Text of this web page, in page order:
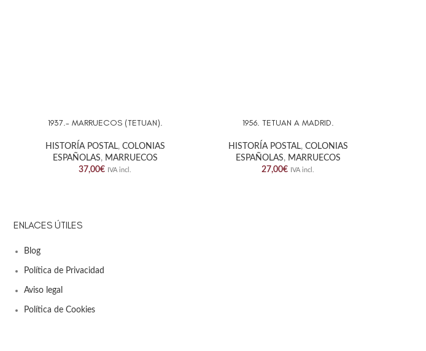
AÑADIR AL CARRITO
1937.- MARRUECOS (TETUAN).
HISTORÍA POSTAL, COLONIAS
ESPAÑOLAS, MARRUECOS
37,00€ IVA incl.
AÑADIR AL CARRITO
1956. TETUAN A MADRID.
HISTORÍA POSTAL, COLONIAS
ESPAÑOLAS, MARRUECOS
27,00€ IVA incl.
ENLACES ÚTILES
Blog
Política de Privacidad
Aviso legal
Política de Cookies